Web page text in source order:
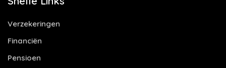
Verzekeringen
Financiën
Pensioen